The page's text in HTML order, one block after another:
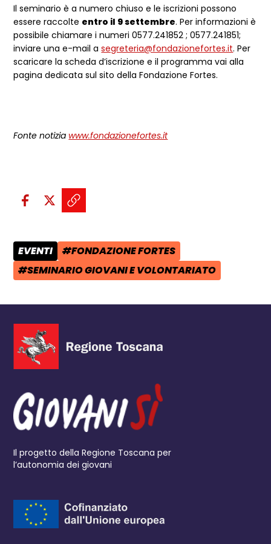
Il seminario è a numero chiuso e le iscrizioni possono
essere raccolte entro il 9 settembre. Per informazioni è
possibile chiamare i numeri 0577.241852 ; 0577.241851;
inviare una e-mail asegreteria@fondazionefortes.it. Per
scaricare la scheda d’iscrizione e il programma vai alla
pagina dedicata sul sito della Fondazione Fortes.
Fonte notiziawww.fondazionefortes.it
Condividi sui social:
Condividi su Facebook - apre
Condividi su X - apre una
Copia il link e condividi -
CATEGORIA POST:
EVENTI TAG:
#FONDAZIONE FORTES
TAG:
#SEMINARIO GIOVANI E VOLONTARIATO
Il progetto della Regione Toscana per
l’autonomia dei giovani